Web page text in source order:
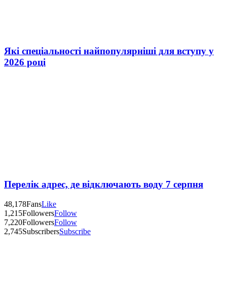
Які спеціальності найпопулярніші для вступу у
2026 році
Перелік адрес, де відключають воду 7 серпня
48,178FansLike
1,215FollowersFollow
7,220FollowersFollow
2,745SubscribersSubscribe